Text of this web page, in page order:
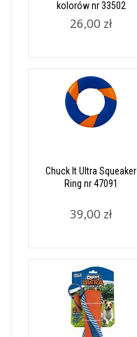
kolorów nr 33502
26,00 zł
Chuck It Ultra Squeaker
Ring nr 47091
39,00 zł